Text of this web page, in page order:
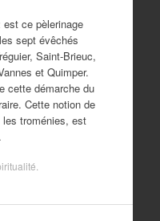
est ce pèlerinage
sept évêchés
Saint-Brieuc,
et Quimper.
cette démarche du
Cette notion de
les troménies, est